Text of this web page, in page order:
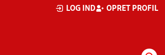
LOG IND OPRET PROFIL